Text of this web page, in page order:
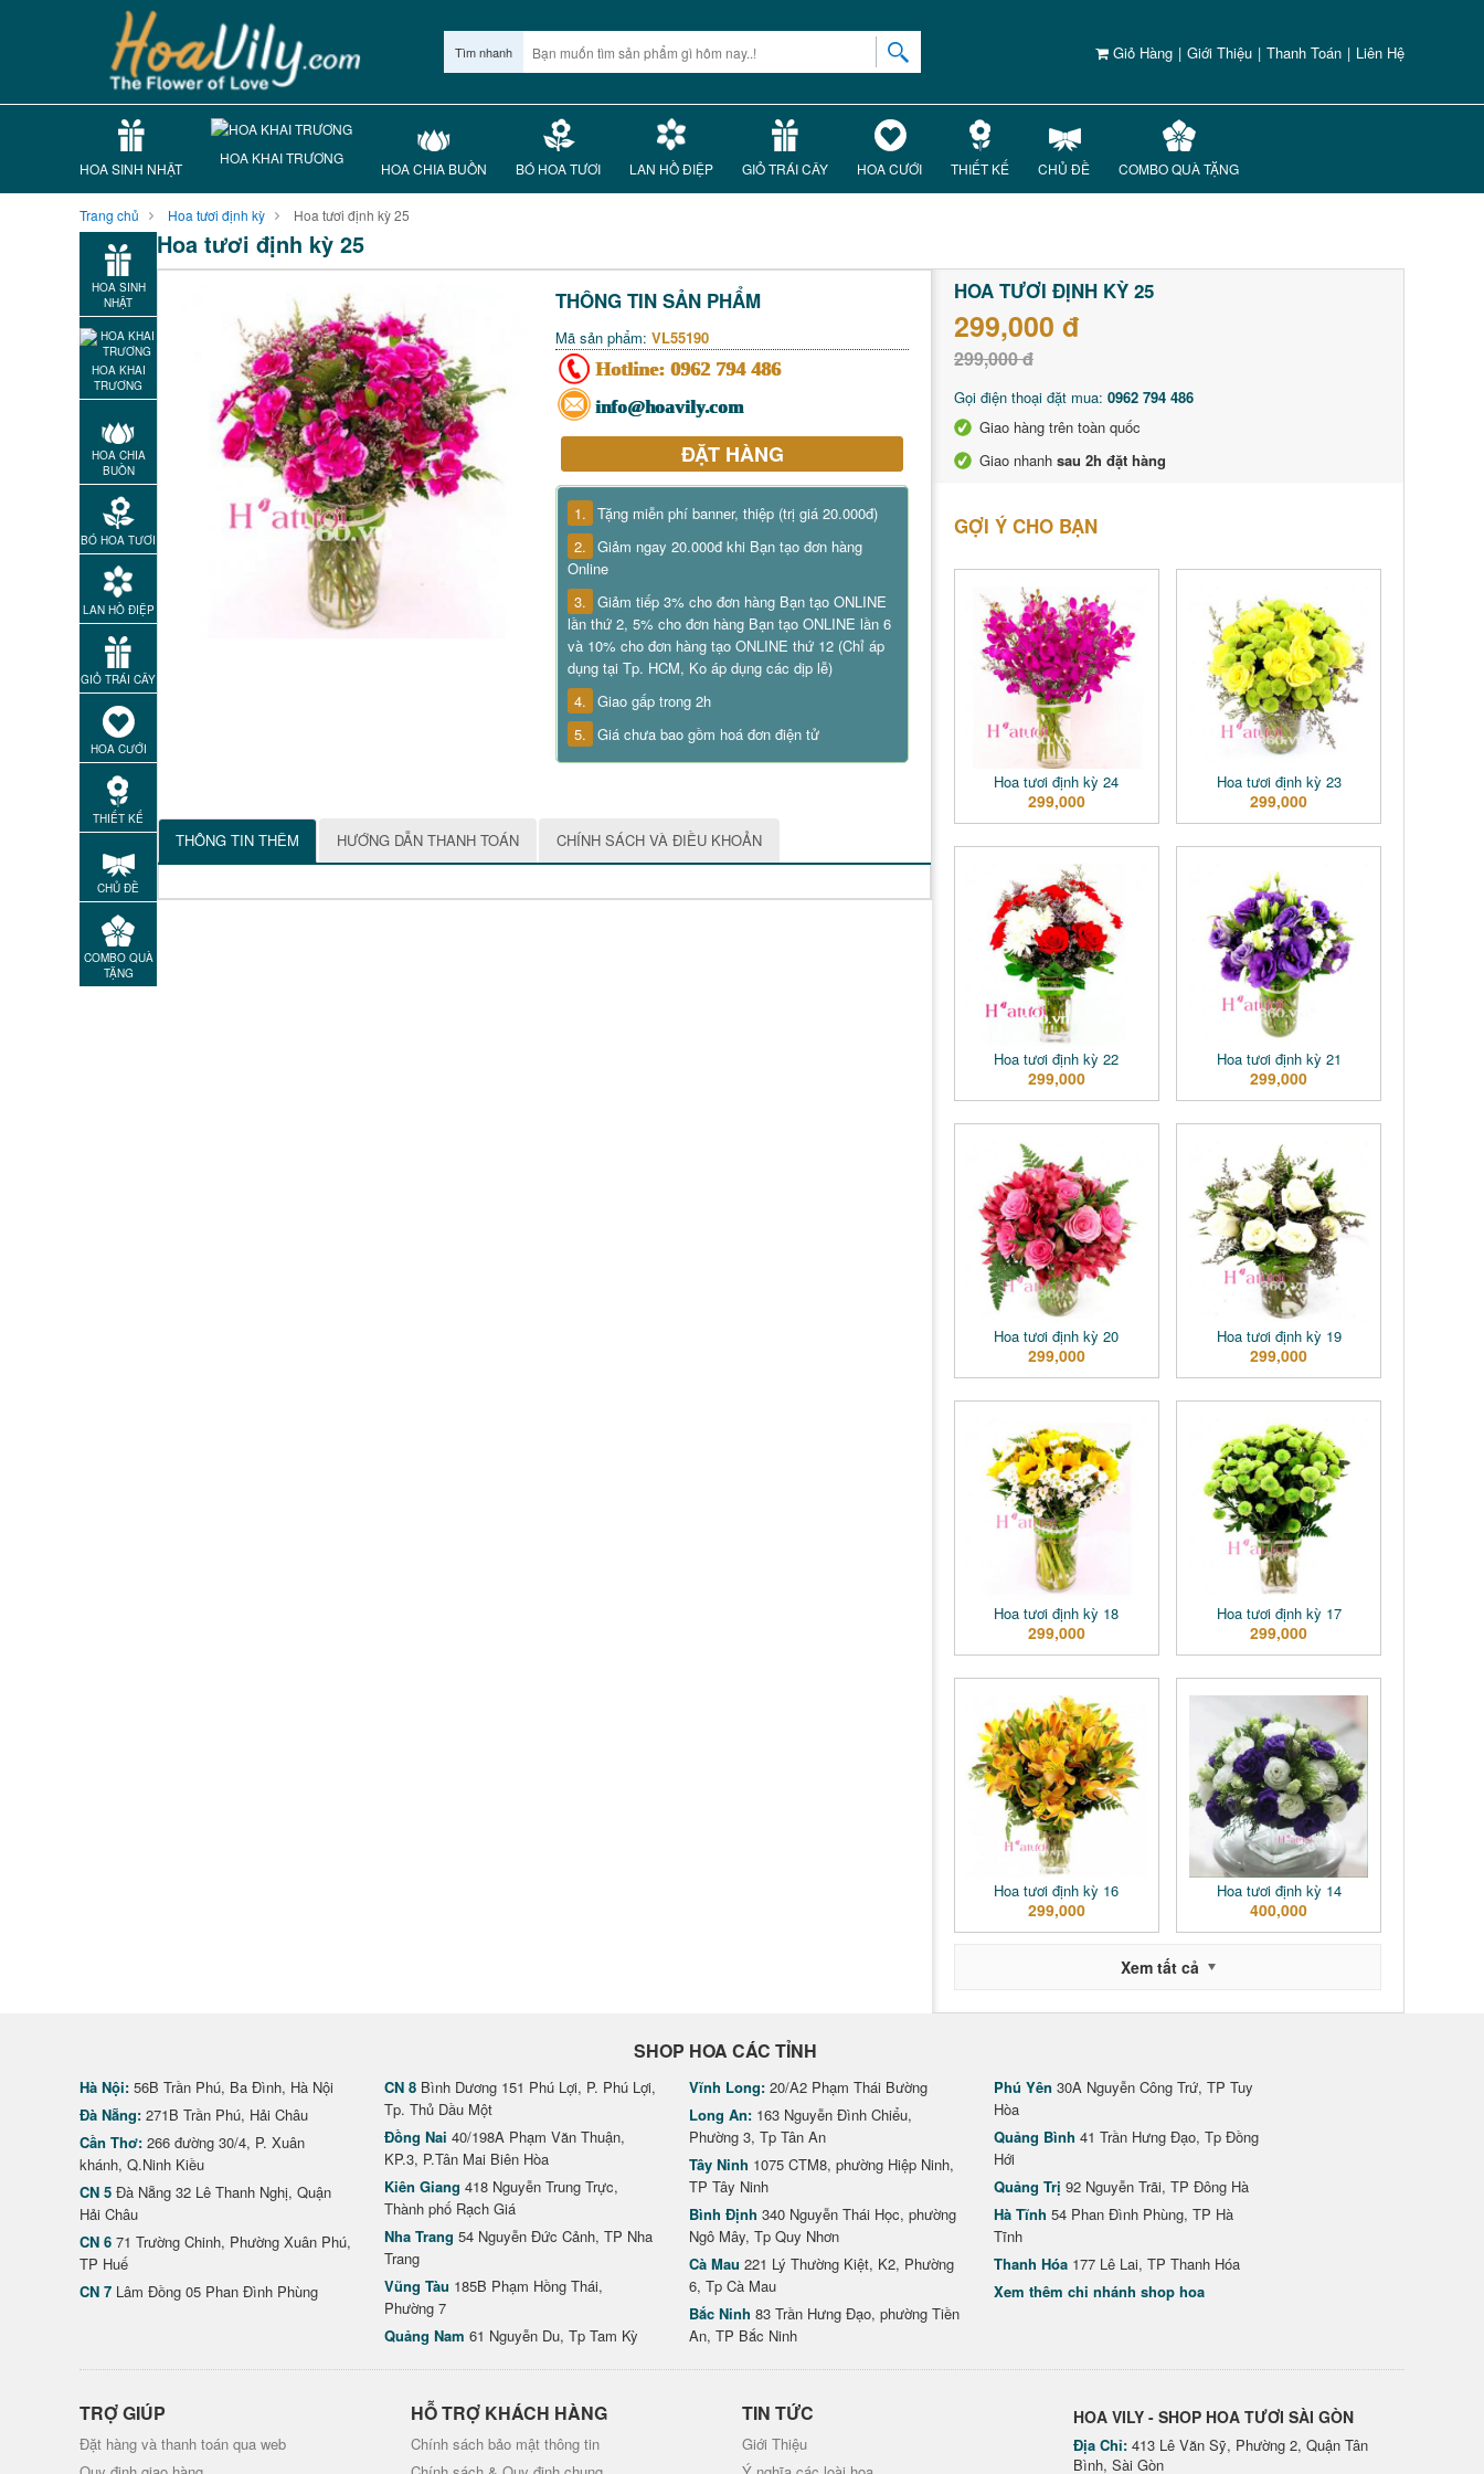
Giỏ Hàng | Giới Thiệu | Thanh Toán | Liên Hệ
Tìm nhanh
HOA SINH NHẬT
HOA KHAI TRƯƠNG
HOA CHIA BUỒN BÓ HOA TƯƠI LAN HỒ ĐIỆP GIỎ TRÁI CÂY HOA CƯỚI THIẾT KẾ CHỦ ĐỀ COMBO QUÀ TẶNG
Trang chủ Hoa tươi định kỳ Hoa tươi định kỳ 25
HOA SINH
NHẬT
HOA KHAI
TRƯƠNG
HOA CHIA
BUỒN
BÓ HOA TƯƠI
LAN HỒ ĐIỆP
GIỎ TRÁI CÂY
HOA CƯỚI
THIẾT KẾ
CHỦ ĐỀ
COMBO QUÀ
TẶNG
Hoa tươi định kỳ 25
THÔNG TIN SẢN PHẨM
Mã sản phẩm: VL55190
Hotline: 0962 794 486
info@hoavily.com
ĐẶT HÀNG
1. Tặng miễn phí banner, thiệp (trị giá 20.000đ)
2. Giảm ngay 20.000đ khi Bạn tạo đơn hàng
Online
3. Giảm tiếp 3% cho đơn hàng Bạn tạo ONLINE
lần thứ 2, 5% cho đơn hàng Bạn tạo ONLINE lần 6
và 10% cho đơn hàng tạo ONLINE thứ 12 (Chỉ áp
dụng tại Tp. HCM, Ko áp dụng các dịp lễ)
4. Giao gấp trong 2h
5. Giá chưa bao gồm hoá đơn điện tử
THÔNG TIN THÊM HƯỚNG DẪN THANH TOÁN CHÍNH SÁCH VÀ ĐIỀU KHOẢN
HOA TƯƠI ĐỊNH KỲ 25
299,000 đ
299,000 đ
Gọi điện thoại đặt mua: 0962 794 486
Giao hàng trên toàn quốc
Giao nhanh sau 2h đặt hàng
GỢI Ý CHO BẠN
Hoa tươi định kỳ 24
299,000
Hoa tươi định kỳ 23
299,000
Hoa tươi định kỳ 22
299,000
Hoa tươi định kỳ 21
299,000
Hoa tươi định kỳ 20
299,000
Hoa tươi định kỳ 19
299,000
Hoa tươi định kỳ 18
299,000
Hoa tươi định kỳ 17
299,000
Hoa tươi định kỳ 16
299,000
Hoa tươi định kỳ 14
400,000
Xem tất cả
SHOP HOA CÁC TỈNH
Hà Nội: 56B Trần Phú, Ba Đình, Hà Nội
Đà Nẵng: 271B Trần Phú, Hải Châu
Cần Thơ: 266 đường 30/4, P. Xuân
khánh, Q.Ninh Kiều
CN 5 Đà Nẵng 32 Lê Thanh Nghị, Quận
Hải Châu
CN 6 71 Trường Chinh, Phường Xuân Phú,
TP Huế
CN 7 Lâm Đồng 05 Phan Đình Phùng
CN 8 Bình Dương 151 Phú Lợi, P. Phú Lợi,
Tp. Thủ Dầu Một
Đồng Nai 40/198A Phạm Văn Thuận,
KP.3, P.Tân Mai Biên Hòa
Kiên Giang 418 Nguyễn Trung Trực,
Thành phố Rạch Giá
Nha Trang 54 Nguyễn Đức Cảnh, TP Nha
Trang
Vũng Tàu 185B Phạm Hồng Thái,
Phường 7
Quảng Nam 61 Nguyễn Du, Tp Tam Kỳ
Vĩnh Long: 20/A2 Phạm Thái Bường
Long An: 163 Nguyễn Đình Chiểu,
Phường 3, Tp Tân An
Tây Ninh 1075 CTM8, phường Hiệp Ninh,
TP Tây Ninh
Bình Định 340 Nguyễn Thái Học, phường
Ngô Mây, Tp Quy Nhơn
Cà Mau 221 Lý Thường Kiệt, K2, Phường
6, Tp Cà Mau
Bắc Ninh 83 Trần Hưng Đạo, phường Tiền
An, TP Bắc Ninh
Phú Yên 30A Nguyễn Công Trứ, TP Tuy
Hòa
Quảng Bình 41 Trần Hưng Đạo, Tp Đồng
Hới
Quảng Trị 92 Nguyễn Trãi, TP Đông Hà
Hà Tĩnh 54 Phan Đình Phùng, TP Hà
Tĩnh
Thanh Hóa 177 Lê Lai, TP Thanh Hóa
Xem thêm chi nhánh shop hoa
TRỢ GIÚP
Đặt hàng và thanh toán qua web
HỖ TRỢ KHÁCH HÀNG
Chính sách bảo mật thông tin
TIN TỨC
Giới Thiệu
HOA VILY - SHOP HOA TƯƠI SÀI GÒN
Địa Chỉ: 413 Lê Văn Sỹ, Phường 2, Quận Tân
Bình, Sài Gòn